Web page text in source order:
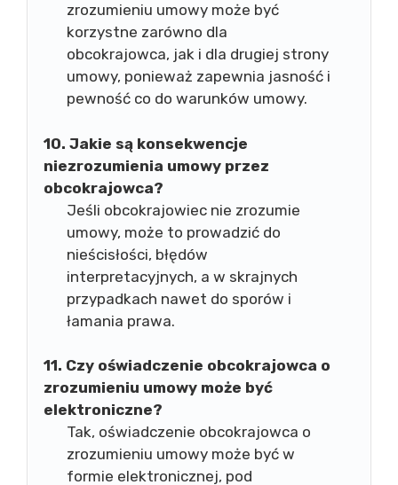
zrozumieniu umowy może być
korzystne zarówno dla
obcokrajowca, jak i dla drugiej strony
umowy, ponieważ zapewnia jasność i
pewność co do warunków umowy.
10. Jakie są konsekwencje
niezrozumienia umowy przez
obcokrajowca?
Jeśli obcokrajowiec nie zrozumie
umowy, może to prowadzić do
nieścisłości, błędów
interpretacyjnych, a w skrajnych
przypadkach nawet do sporów i
łamania prawa.
11. Czy oświadczenie obcokrajowca o
zrozumieniu umowy może być
elektroniczne?
Tak, oświadczenie obcokrajowca o
zrozumieniu umowy może być w
formie elektronicznej, pod